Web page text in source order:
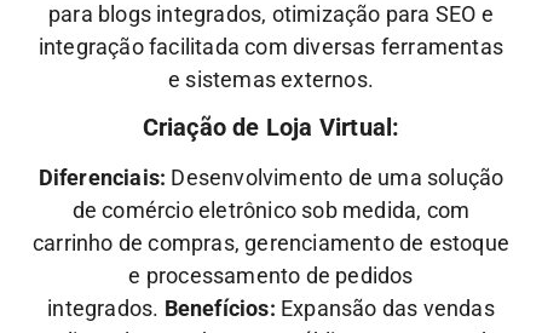
para blogs integrados, otimização para SEO e
integração facilitada com diversas ferramentas
e sistemas externos.
Criação de Loja Virtual:
Diferenciais: Desenvolvimento de uma solução
de comércio eletrônico sob medida, com
carrinho de compras, gerenciamento de estoque
e processamento de pedidos
integrados. Benefícios: Expansão das vendas